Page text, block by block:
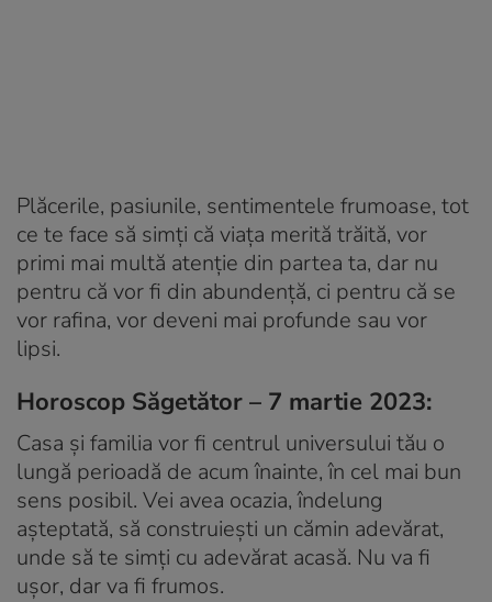
Plăcerile, pasiunile, sentimentele frumoase, tot
ce te face să simți că viața merită trăită, vor
primi mai multă atenție din partea ta, dar nu
pentru că vor fi din abundență, ci pentru că se
vor rafina, vor deveni mai profunde sau vor
lipsi.
Horoscop Săgetător – 7 martie 2023:
Casa și familia vor fi centrul universului tău o
lungă perioadă de acum înainte, în cel mai bun
sens posibil. Vei avea ocazia, îndelung
așteptată, să construiești un cămin adevărat,
unde să te simți cu adevărat acasă. Nu va fi
ușor, dar va fi frumos.